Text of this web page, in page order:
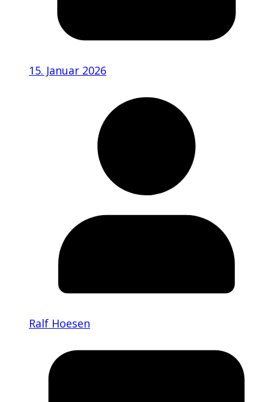
15. Januar 2026
Ralf Hoesen